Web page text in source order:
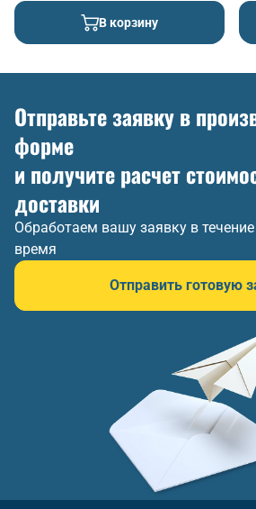
В корзину
Отправьте заявку в
форме
и получите расчет
доставки
Обработаем вашу заявку в
время
Отправить готовую